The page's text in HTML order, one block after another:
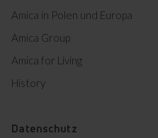
Amica in Polen und Europa
Amica Group
Amica for Living
History
Datenschutz